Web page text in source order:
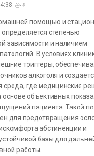
4:38 ညနေ
помощью и
степенью
зависимости и наличием
В условиях
триггеры,
алкоголя и
среда, где медицинские
объективных
пациента. Такой
для предотвращения
абстиненции и
базы для
работы.